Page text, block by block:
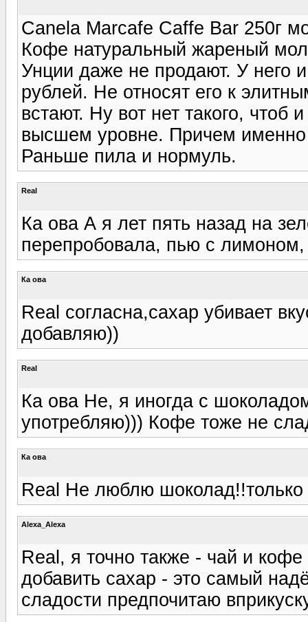
Canela Marcafe Caffe Bar 250г
Кофе натуральный жареный
Унции даже не продают. У него
рублей. Не относят его к
встают. Ну вот нет такого, чтоб
высшем уровне. Причем именно
Раньше пила и нормуль.
Real
Ка ова А я лет пять назад на
перепробовала, пью с лимоном,
Ка ова
Real согласна,сахар убивает
добавляю))
Real
Ка ова Не, я иногда с
употребляю))) Кофе тоже не
Ка ова
Real Не люблю шоколад!!только
Alexa_Alexa
Real, я точно также - чай и
добавить сахар - это самый
сладости предпочитаю